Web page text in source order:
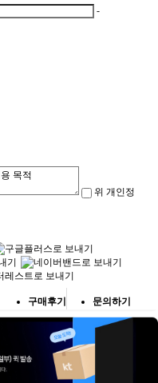
-
위 개인정
구매후기 문의하기